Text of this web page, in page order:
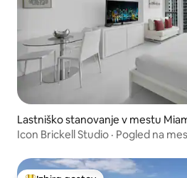
Lastniško stanovanje v mestu
Icon Brickell Studio · Pogled na